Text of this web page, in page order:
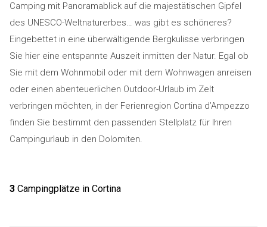
Camping mit Panoramablick auf die majestätischen Gipfel
des UNESCO-Weltnaturerbes… was gibt es schöneres?
Eingebettet in eine überwältigende Bergkulisse verbringen
Sie hier eine entspannte Auszeit inmitten der Natur. Egal ob
Sie mit dem Wohnmobil oder mit dem Wohnwagen anreisen
oder einen abenteuerlichen Outdoor-Urlaub im Zelt
verbringen möchten, in der Ferienregion Cortina d’Ampezzo
finden Sie bestimmt den passenden Stellplatz für Ihren
Campingurlaub in den Dolomiten.
3Campingplätze in Cortina